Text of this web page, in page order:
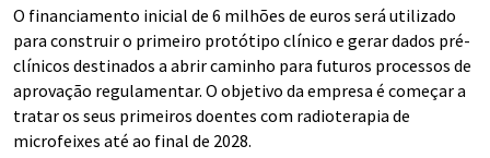
O financiamento inicial de 6 milhões de euros será utilizado
para construir o primeiro protótipo clínico e gerar dados pré-
clínicos destinados a abrir caminho para futuros processos de
aprovação regulamentar. O objetivo da empresa é começar a
tratar os seus primeiros doentes com radioterapia de
microfeixes até ao final de 2028.